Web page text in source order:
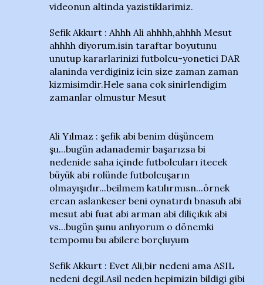
videonun altinda yazistiklarimiz.
Sefik Akkurt : Ahhh Ali ahhhh,ahhhh Mesut
ahhhh diyorum.isin taraftar boyutunu
unutup kararlarinizi futbolcu-yonetici DAR
alaninda verdiginiz icin size zaman zaman
kizmisimdir.Hele sana cok sinirlendigim
zamanlar olmustur Mesut
Ali Yılmaz : şefik abi benim düşüncem
şu...bugün adanademir başarızsa bi
nedenide saha içinde futbolcuları itecek
büyük abi rolünde futbolcuşarın
olmayışıdır...beilmem katılırmısn...örnek
ercan aslankeser beni oynatırdı bnasuh abi
mesut abi fuat abi arman abi diliçıkık abi
vs...bugün şunu anlıyorum o dönemki
tempomu bu abilere borçluyum
Sefik Akkurt : Evet Ali,bir nedeni ama ASIL
nedeni degil.Asil neden hepimizin bildigi gibi